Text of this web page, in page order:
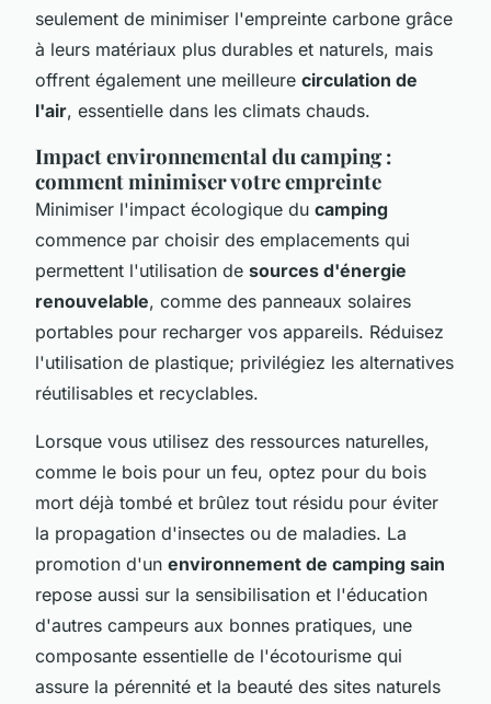
seulement de minimiser l'empreinte carbone grâce
à leurs matériaux plus durables et naturels, mais
offrent également une meilleure circulation de
l'air, essentielle dans les climats chauds.
Impact environnemental du camping :
comment minimiser votre empreinte
Minimiser l'impact écologique du camping
commence par choisir des emplacements qui
permettent l'utilisation de sources d'énergie
renouvelable, comme des panneaux solaires
portables pour recharger vos appareils. Réduisez
l'utilisation de plastique; privilégiez les alternatives
réutilisables et recyclables.
Lorsque vous utilisez des ressources naturelles,
comme le bois pour un feu, optez pour du bois
mort déjà tombé et brûlez tout résidu pour éviter
la propagation d'insectes ou de maladies. La
promotion d'un environnement de camping sain
repose aussi sur la sensibilisation et l'éducation
d'autres campeurs aux bonnes pratiques, une
composante essentielle de l'écotourisme qui
assure la pérennité et la beauté des sites naturels